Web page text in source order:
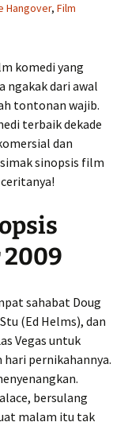
Hangover, Film
komedi yang
ngakak dari awal
tontonan wajib.
terbaik dekade
dan
sinopsis film
2009
sahabat Doug
(Ed Helms), dan
Vegas untuk
hari pernikahannya.
bersulang
malam itu tak